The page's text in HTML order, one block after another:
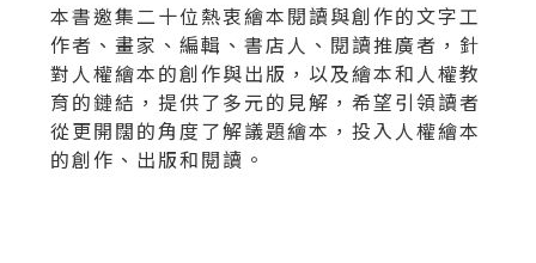
本書邀集二十位熱衷繪本閱讀與創作的文字工
作者、畫家、編輯、書店人、閱讀推廣者，針
對人權繪本的創作與出版，以及繪本和人權教
育的鏈結，提供了多元的見解，希望引領讀者
從更開闊的角度了解議題繪本，投入人權繪本
的創作、出版和閱讀。